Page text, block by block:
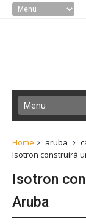
Home aruba
Isotron construirá
Isotron
Aruba